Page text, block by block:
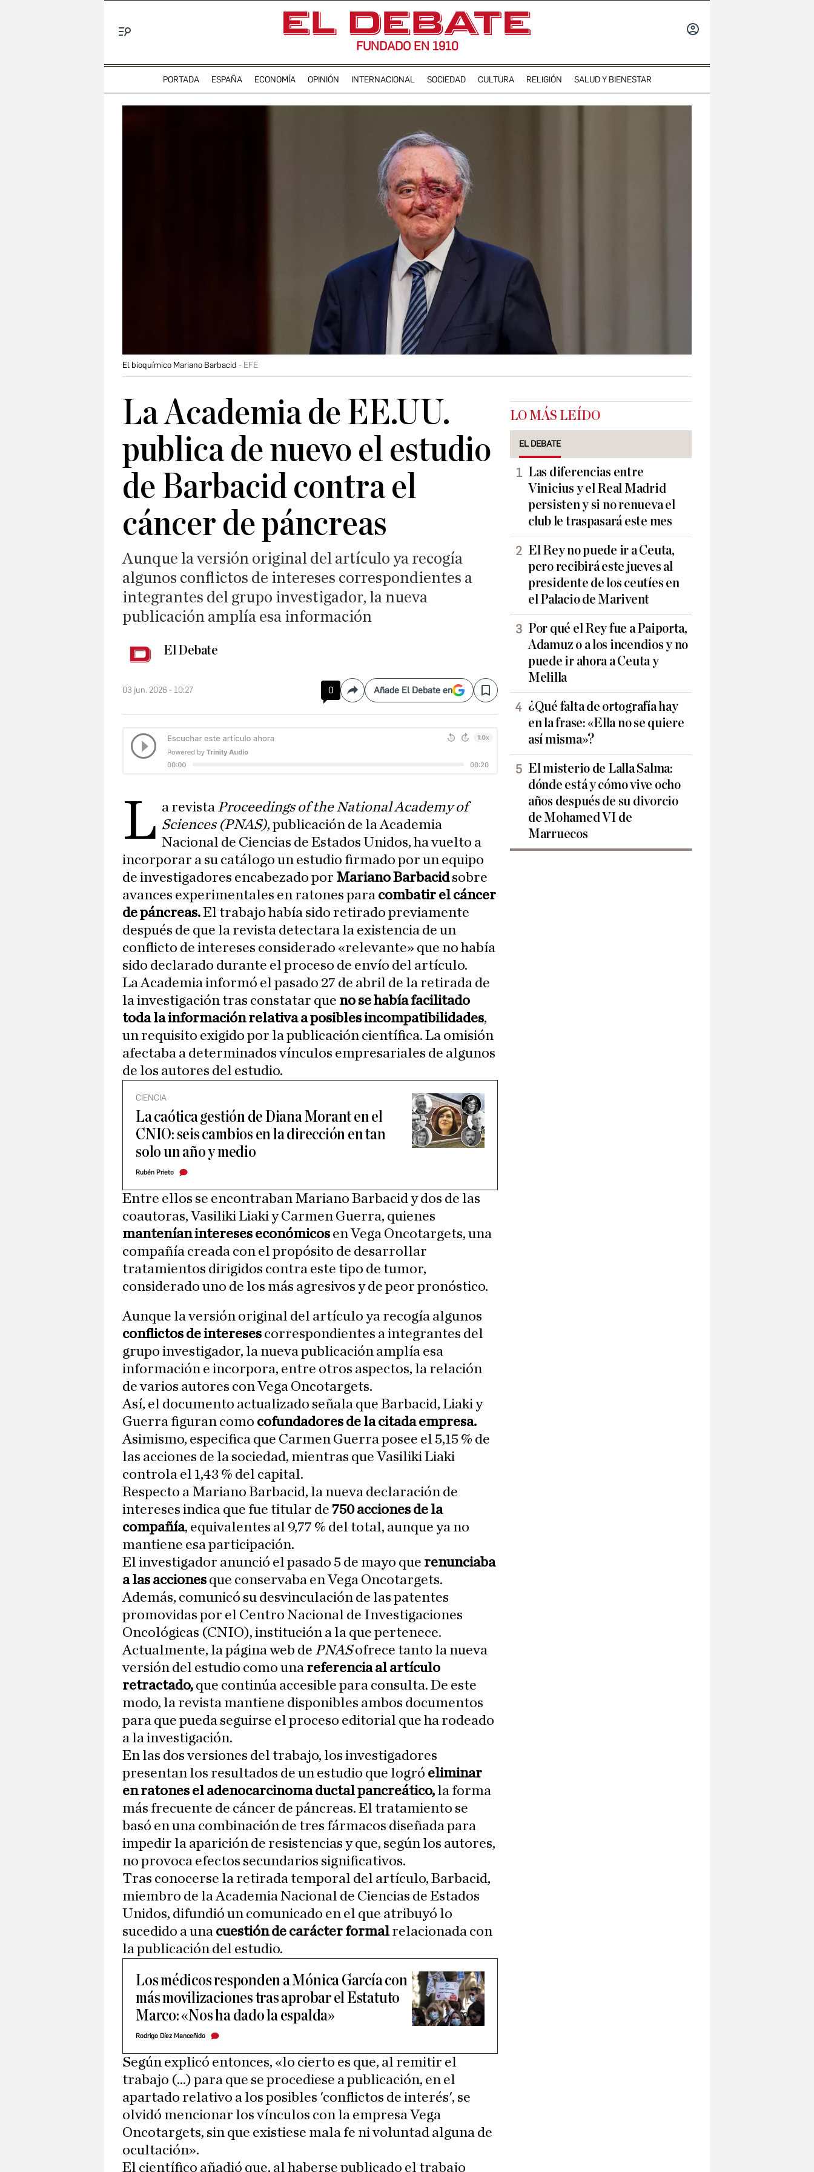
FUNDADO EN 1910
PORTADA ESPAÑA ECONOMÍA OPINIÓN INTERNACIONAL SOCIEDAD CULTURA RELIGIÓN SALUD Y BIENESTAR
El bioquímico Mariano Barbacid EFE
La Academia de EE.UU.
publica de nuevo el estudio
de Barbacid contra el
cáncer de páncreas
Aunque la versión original del artículo ya recogía
algunos conflictos de intereses correspondientes a
integrantes del grupo investigador, la nueva
publicación amplía esa información
El Debate
03 jun. 2026 - 10:27 0 CompartirAñade El Debate en Save
L a revista Proceedings of the National Academy of
Sciences (PNAS), publicación de la Academia
Nacional de Ciencias de Estados Unidos, ha vuelto a
incorporar a su catálogo un estudio firmado por un equipo
de investigadores encabezado por Mariano Barbacidsobre
avances experimentales en ratones para combatir el cáncer
de páncreas.El trabajo había sido retirado previamente
después de que la revista detectara la existencia de un
conflicto de intereses considerado «relevante» que no había
sido declarado durante el proceso de envío del artículo.
La Academia informó el pasado 27 de abril de la retirada de
la investigación tras constatar que no se había facilitado
toda la información relativa a posibles incompatibilidades,
un requisito exigido por la publicación científica. La omisión
afectaba a determinados vínculos empresariales de algunos
de los autores del estudio.
CIENCIA
La caótica gestión de Diana Morant en el
CNIO: seis cambios en la dirección en tan
solo un año y medio
Rubén Prieto
Entre ellos se encontraban Mariano Barbacid y dos de las
coautoras, Vasiliki Liaki y Carmen Guerra, quienes
mantenían intereses económicos en Vega Oncotargets, una
compañía creada con el propósito de desarrollar
tratamientos dirigidos contra este tipo de tumor,
considerado uno de los más agresivos y de peor pronóstico.
Aunque la versión original del artículo ya recogía algunos
conflictos de intereses correspondientes a integrantes del
grupo investigador, la nueva publicación amplía esa
información e incorpora, entre otros aspectos, la relación
de varios autores con Vega Oncotargets.
Así, el documento actualizado señala que Barbacid, Liaki y
Guerra figuran como cofundadores de la citada empresa.
Asimismo, especifica que Carmen Guerra posee el 5,15 % de
las acciones de la sociedad, mientras que Vasiliki Liaki
controla el 1,43 % del capital.
Respecto a Mariano Barbacid, la nueva declaración de
intereses indica que fue titular de 750 acciones de la
compañía, equivalentes al 9,77 % del total, aunque ya no
mantiene esa participación.
El investigador anunció el pasado 5 de mayo que renunciaba
a las acciones que conservaba en Vega Oncotargets.
Además, comunicó su desvinculación de las patentes
promovidas por el Centro Nacional de Investigaciones
Oncológicas (CNIO), institución a la que pertenece.
Actualmente, la página web de PNASofrece tanto la nueva
versión del estudio como una referencia al artículo
retractado, que continúa accesible para consulta. De este
modo, la revista mantiene disponibles ambos documentos
para que pueda seguirse el proceso editorial que ha rodeado
a la investigación.
En las dos versiones del trabajo, los investigadores
presentan los resultados de un estudio que logró eliminar
en ratones el adenocarcinoma ductal pancreático, la forma
más frecuente de cáncer de páncreas. El tratamiento se
basó en una combinación de tres fármacos diseñada para
impedir la aparición de resistencias y que, según los autores,
no provoca efectos secundarios significativos.
Tras conocerse la retirada temporal del artículo, Barbacid,
miembro de la Academia Nacional de Ciencias de Estados
Unidos, difundió un comunicado en el que atribuyó lo
sucedido a una cuestión de carácter formal relacionada con
la publicación del estudio.
Los médicos responden a Mónica García con
más movilizaciones tras aprobar el Estatuto
Marco: «Nos ha dado la espalda»
Rodrigo Díez Manceñido
Según explicó entonces, «lo cierto es que, al remitir el
trabajo (...) para que se procediese a publicación, en el
apartado relativo a los posibles 'conflictos de interés', se
olvidó mencionar los vínculos con la empresa Vega
Oncotargets, sin que existiese mala fe ni voluntad alguna de
ocultación».
El científico añadió que, al haberse publicado el trabajo
LO MÁS LEÍDO
EL DEBATE
Las diferencias entre
Vinicius y el Real Madrid
persisten y si no renueva el
club le traspasará este mes
El Rey no puede ir a Ceuta,
pero recibirá este jueves al
presidente de los ceutíes en
el Palacio de Marivent
Por qué el Rey fue a Paiporta,
Adamuz o a los incendios y no
puede ir ahora a Ceuta y
Melilla
¿Qué falta de ortografía hay
en la frase: «Ella no se quiere
así misma»?
El misterio de Lalla Salma:
dónde está y cómo vive ocho
años después de su divorcio
de Mohamed VI de
Marruecos